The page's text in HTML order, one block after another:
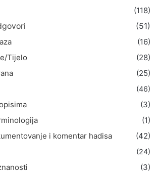
(118)
(51)
(16)
Tijelo
(28)
(25)
(46)
(3)
(1)
i komentar hadisa
(42)
(24)
(3)